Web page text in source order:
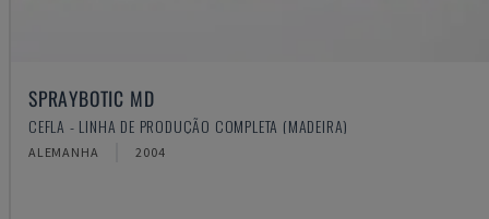
SPRAYBOTIC MD
CEFLA - LINHA DE PRODUÇÃO COMPLETA (MADEIRA)
ALEMANHA 2004